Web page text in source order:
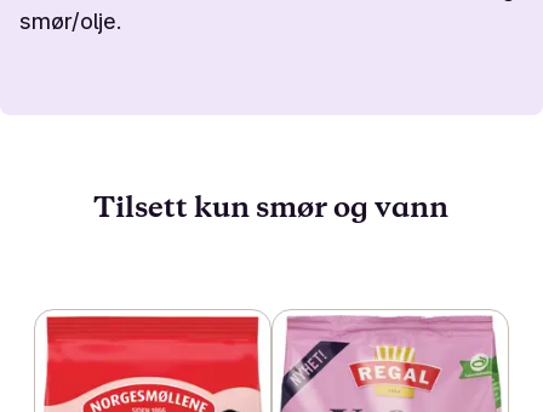
smør/olje.
Tilsett kun smør og vann